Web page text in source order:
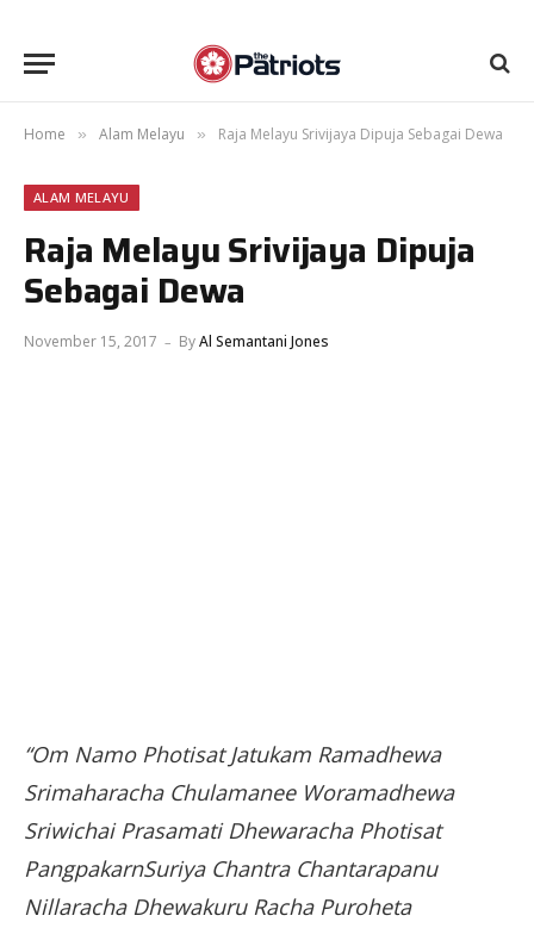
Home » Alam Melayu » Raja Melayu Srivijaya Dipuja Sebagai Dewa
ALAM MELAYU
Raja Melayu Srivijaya Dipuja
Sebagai Dewa
November 15, 2017 ByAl Semantani Jones
“Om Namo Photisat Jatukam Ramadhewa
Srimaharacha Chulamanee Woramadhewa
Sriwichai Prasamati Dhewaracha Photisat
PangpakarnSuriya Chantra Chantarapanu
Nillaracha Dhewakuru Racha Puroheta